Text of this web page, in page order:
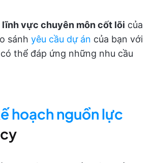
lĩnh vực chuyên môn cốt lõi của
sánh yêu cầu dự án của bạn với
thể đáp ứng những nhu cầu
hoạch nguồn lực